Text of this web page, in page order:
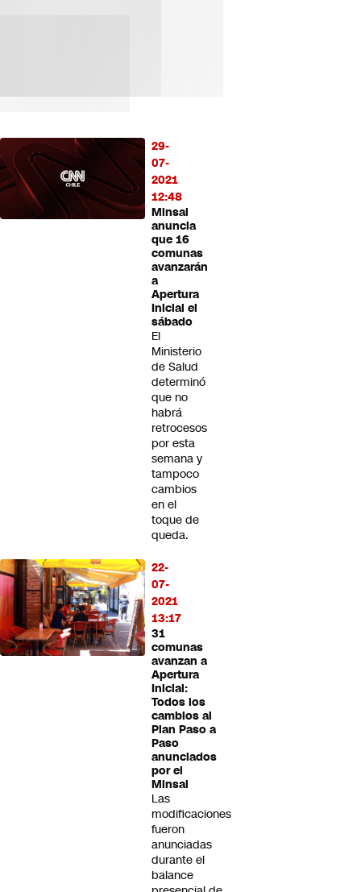
29-
07-
2021
12:48
Minsal
anuncia
que 16
comunas
avanzarán
a
Apertura
Inicial el
sábado
El
Ministerio
de Salud
determinó
que no
habrá
retrocesos
por esta
semana y
tampoco
cambios
en el
toque de
queda.
22-
07-
2021
13:17
31
comunas
avanzan a
Apertura
Inicial:
Todos los
cambios al
Plan Paso a
Paso
anunciados
por el
Minsal
Las
modificaciones
fueron
anunciadas
durante el
balance